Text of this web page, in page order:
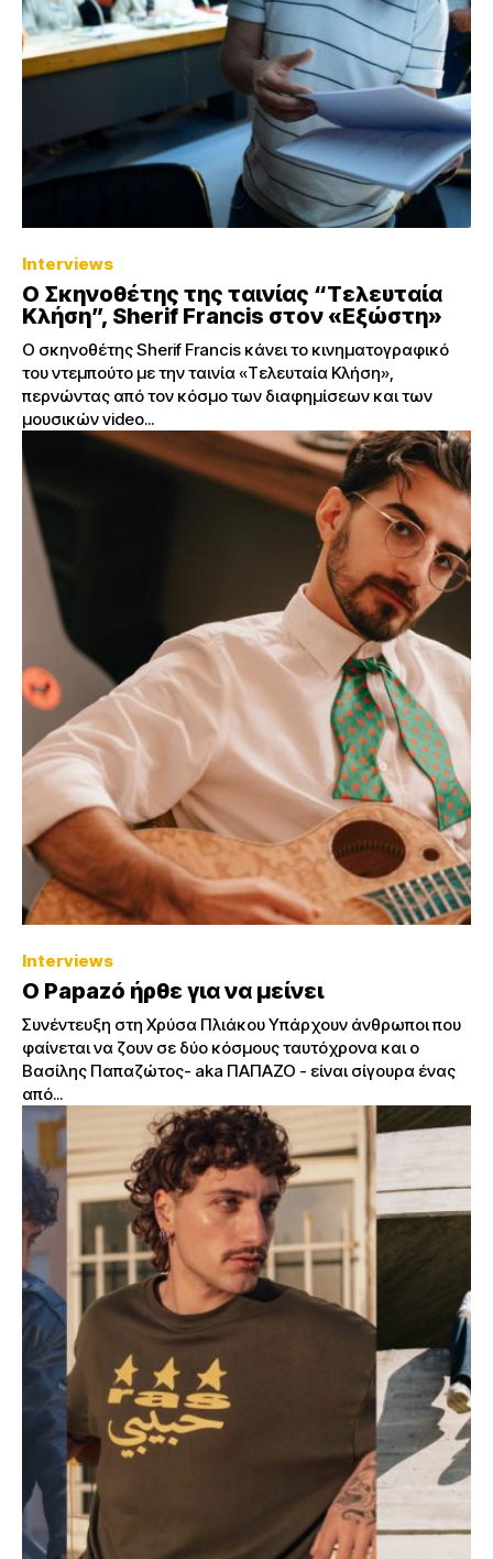
Interviews
Ο Σκηνοθέτης της ταινίας “Τελευταία
Κλήση”, Sherif Francis στον «Εξώστη»
Ο σκηνοθέτης Sherif Francis κάνει το κινηματογραφικό
του ντεμπούτο με την ταινία «Τελευταία Κλήση»,
περνώντας από τον κόσμο των διαφημίσεων και των
μουσικών video...
Interviews
O Papazó ήρθε για να μείνει
Συνέντευξη στη Χρύσα Πλιάκου Υπάρχουν άνθρωποι που
φαίνεται να ζουν σε δύο κόσμους ταυτόχρονα και ο
Βασίλης Παπαζώτος- aka ΠΑΠΑΖΟ - είναι σίγουρα ένας
από...